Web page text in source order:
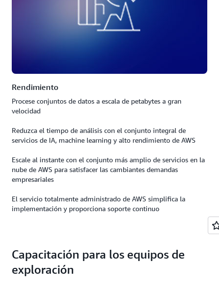
Rendimiento
Procese conjuntos de datos a escala de petabytes a gran
velocidad
Reduzca el tiempo de análisis con el conjunto integral de
servicios de IA, machine learning y alto rendimiento de AWS
Escale al instante con el conjunto más amplio de servicios en la
nube de AWS para satisfacer las cambiantes demandas
empresariales
El servicio totalmente administrado de AWS simplifica la
implementación y proporciona soporte continuo
Capacitación para los equipos de
exploración